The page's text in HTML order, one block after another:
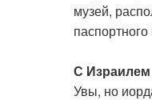
музей,
С Израилем
Увы, но